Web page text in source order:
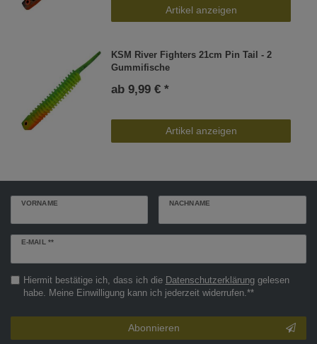
Artikel anzeigen
KSM River Fighters 21cm Pin Tail - 2
Gummifische
ab 9,99 € *
Artikel anzeigen
VORNAME NACHNAME
E-MAIL **
Newsletter
Hiermit bestätige ich, dass ich die Daten­schutz­erklärunggelesen
habe. Meine Einwilligung kann ich jederzeit widerrufen.**
Abonnieren